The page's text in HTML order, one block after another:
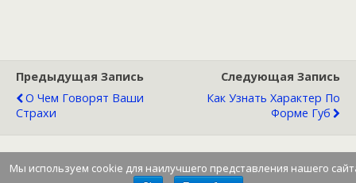
Предыдущая Запись
О Чем Говорят Ваши
Страхи
Следующая Запись
Как Узнать Характер По
Форме Губ
Мы используем cookie для наилучшего представления нашего